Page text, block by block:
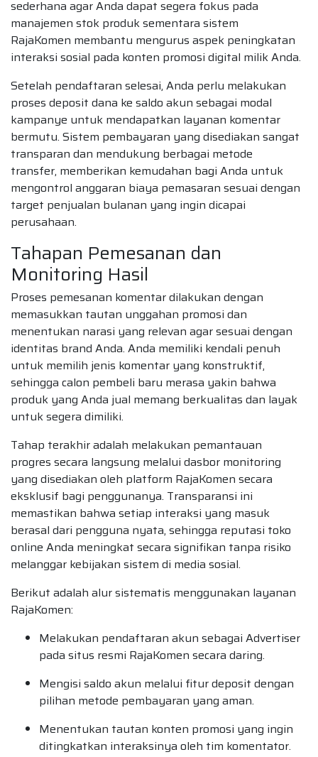
sederhana agar Anda dapat segera fokus pada
manajemen stok produk sementara sistem
RajaKomen membantu mengurus aspek peningkatan
interaksi sosial pada konten promosi digital milik Anda.
Setelah pendaftaran selesai, Anda perlu melakukan
proses deposit dana ke saldo akun sebagai modal
kampanye untuk mendapatkan layanan komentar
bermutu. Sistem pembayaran yang disediakan sangat
transparan dan mendukung berbagai metode
transfer, memberikan kemudahan bagi Anda untuk
mengontrol anggaran biaya pemasaran sesuai dengan
target penjualan bulanan yang ingin dicapai
perusahaan.
Tahapan Pemesanan dan
Monitoring Hasil
Proses pemesanan komentar dilakukan dengan
memasukkan tautan unggahan promosi dan
menentukan narasi yang relevan agar sesuai dengan
identitas brand Anda. Anda memiliki kendali penuh
untuk memilih jenis komentar yang konstruktif,
sehingga calon pembeli baru merasa yakin bahwa
produk yang Anda jual memang berkualitas dan layak
untuk segera dimiliki.
Tahap terakhir adalah melakukan pemantauan
progres secara langsung melalui dasbor monitoring
yang disediakan oleh platform RajaKomen secara
eksklusif bagi penggunanya. Transparansi ini
memastikan bahwa setiap interaksi yang masuk
berasal dari pengguna nyata, sehingga reputasi toko
online Anda meningkat secara signifikan tanpa risiko
melanggar kebijakan sistem di media sosial.
Berikut adalah alur sistematis menggunakan layanan
RajaKomen:
Melakukan pendaftaran akun sebagai Advertiser
pada situs resmi RajaKomen secara daring.
Mengisi saldo akun melalui fitur deposit dengan
pilihan metode pembayaran yang aman.
Menentukan tautan konten promosi yang ingin
ditingkatkan interaksinya oleh tim komentator.